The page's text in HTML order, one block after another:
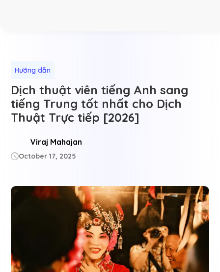
Hướng dẫn
Dịch thuật viên tiếng Anh sang
tiếng Trung tốt nhất cho Dịch
Thuật Trực tiếp [2026]
Viraj Mahajan
October 17, 2025